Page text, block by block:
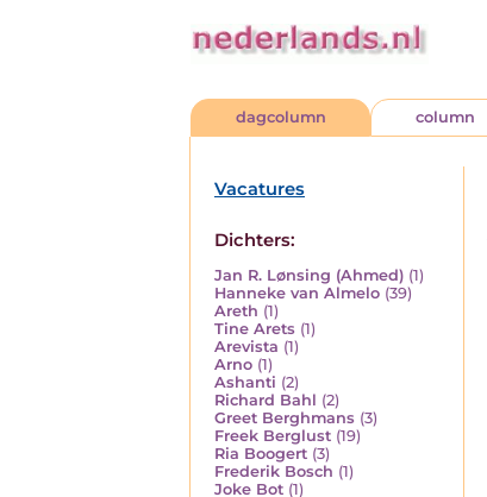
dagcolumn column
Vacatures
Dichters:
Jan R. Lønsing (Ahmed) (1)
Hanneke van Almelo (39)
Areth (1)
Tine Arets (1)
Arevista (1)
Arno (1)
Ashanti (2)
Richard Bahl (2)
Greet Berghmans (3)
Freek Berglust (19)
Ria Boogert (3)
Frederik Bosch (1)
Joke Bot (1)